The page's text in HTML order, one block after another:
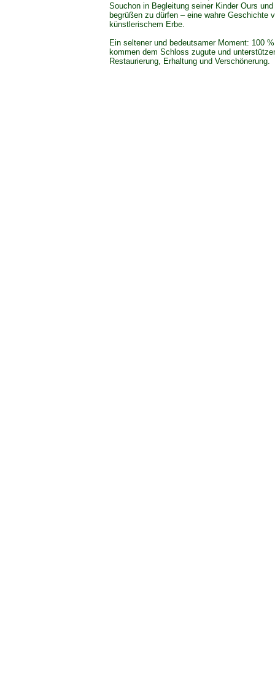
Souchon in Begleitung seiner Kinder Ours
begrüßen zu dürfen – eine wahre Geschichte
künstlerischem Erbe.
Ein seltener und bedeutsamer Moment: 100
kommen dem Schloss zugute und
Restaurierung, Erhaltung und Verschönerung.